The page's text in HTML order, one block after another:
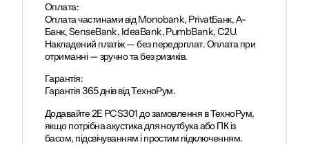
Оплата:
Оплата частинами від Monobank, PrivatБанк, А-
Банк, SenseBank, IdeaBank, PumbBank, C2U.
Накладений платіж — без передоплат. Оплата при
отриманні — зручно та без ризиків.
Гарантія:
Гарантія 365 днів від ТехноРум.
Додавайте 2E PCS301 до замовлення в ТехноРум,
якщо потрібна акустика для ноутбука або ПК із
басом, підсвічуванням і простим підключенням.